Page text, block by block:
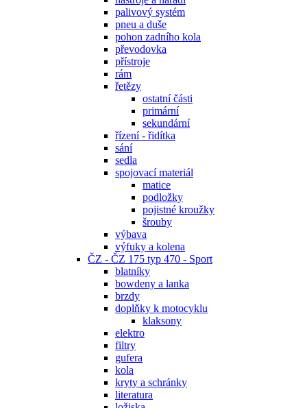
palivový systém
pneu a duše
pohon zadního kola
převodovka
přístroje
rám
řetězy
ostatní části
primární
sekundární
řízení - řidítka
sání
sedla
spojovací materiál
matice
podložky
pojistné kroužky
šrouby
výbava
výfuky a kolena
ČZ - ČZ 175 typ 470 - Sport
blatníky
bowdeny a lanka
brzdy
doplňky k motocyklu
klaksony
elektro
filtry
gufera
kola
kryty a schránky
literatura